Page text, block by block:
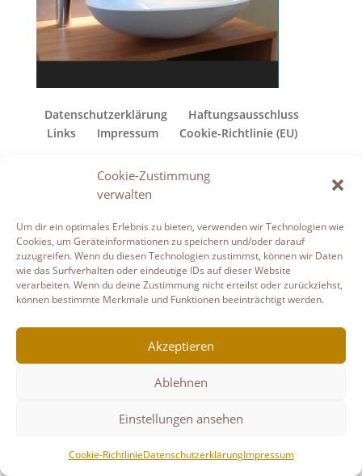
Cookie-Zustimmung
verwalten
Um dir ein optimales Erlebnis zu bieten, verwenden wir Technologien wie
Cookies, um Geräteinformationen zu speichern und/oder darauf
zuzugreifen. Wenn du diesen Technologien zustimmst, können wir Daten
wie das Surfverhalten oder eindeutige IDs auf dieser Website
verarbeiten. Wenn du deine Zustimmung nicht erteilst oder zurückziehst,
können bestimmte Merkmale und Funktionen beeinträchtigt werden.
Akzeptieren
Ablehnen
Einstellungen ansehen
Cookie-RichtlinieDatenschutzerklärungImpressum
Datenschutzerklärung
Haftungsausschluss
Links
Impressum
Cookie-Richtlinie (EU)